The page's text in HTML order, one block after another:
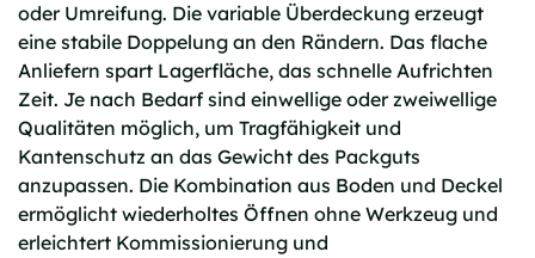
oder Umreifung. Die variable Überdeckung erzeugt
eine stabile Doppelung an den Rändern. Das flache
Anliefern spart Lagerfläche, das schnelle Aufrichten
Zeit. Je nach Bedarf sind einwellige oder zweiwellige
Qualitäten möglich, um Tragfähigkeit und
Kantenschutz an das Gewicht des Packguts
anzupassen. Die Kombination aus Boden und Deckel
ermöglicht wiederholtes Öffnen ohne Werkzeug und
erleichtert Kommissionierung und